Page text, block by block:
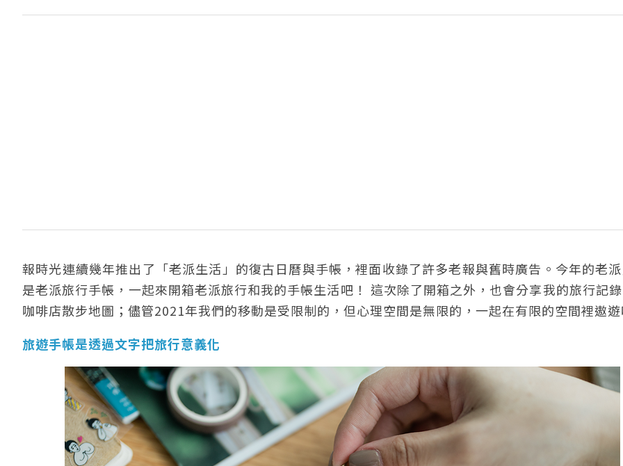
報時光連續幾年推出了「老派生活」的復古日曆與手帳，裡面收錄了許多老報與舊時廣告。今年的老
是老派旅行手帳，一起來開箱老派旅行和我的手帳生活吧！ 這次除了開箱之外，也會分享我的旅行記
咖啡店散步地圖；儘管2021年我們的移動是受限制的，但心理空間是無限的，一起在有限的空間裡遨
旅遊手帳是透過文字把旅行意義化